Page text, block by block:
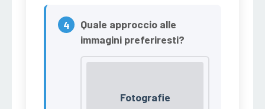
Quale approccio alle
immagini preferiresti?
Fotografie